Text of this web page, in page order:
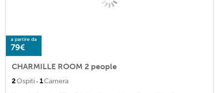
a partire da
79€
CHARMILLE ROOM 2 people
2Ospiti · 1Camera